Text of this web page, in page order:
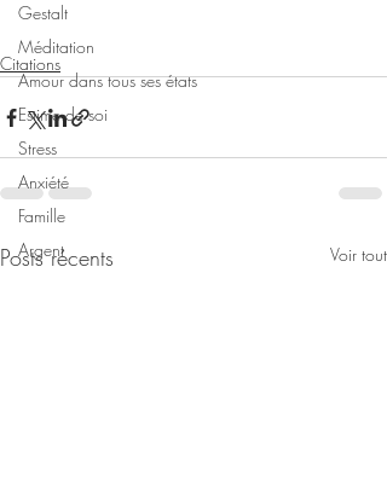
Gestalt
Méditation
Amour dans tous ses états
Estime de soi
Stress
Anxiété
Famille
Argent
Citations
Posts récents Voir tout